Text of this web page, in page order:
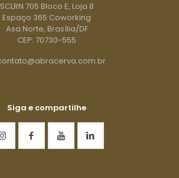
SCLRN 705 Bloco E, Loja 8
Espaço 365 Coworking
Asa Norte, Brasília/DF
CEP: 70730-555
Siga e compartilhe